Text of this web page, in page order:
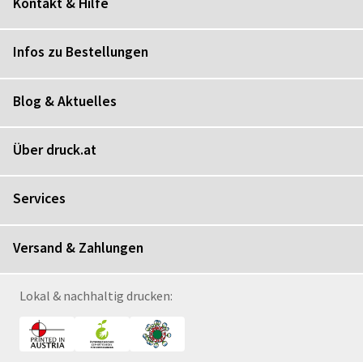
Infos zu Bestellungen
Blog & Aktuelles
Über druck.at
Services
Versand & Zahlungen
Lokal & nachhaltig drucken: